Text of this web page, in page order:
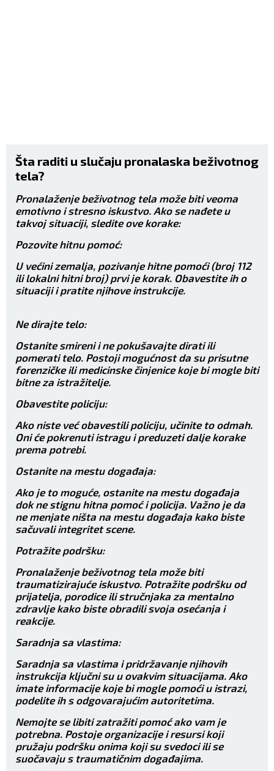
Šta raditi u slučaju pronalaska beživotnog
tela?
Pronalaženje beživotnog tela može biti veoma
emotivno i stresno iskustvo. Ako se nađete u
takvoj situaciji, sledite ove korake:
Pozovite hitnu pomoć:
U većini zemalja, pozivanje hitne pomoći (broj 112
ili lokalni hitni broj) prvi je korak. Obavestite ih o
situaciji i pratite njihove instrukcije.
Ne dirajte telo:
Ostanite smireni i ne pokušavajte dirati ili
pomerati telo. Postoji mogućnost da su prisutne
forenzičke ili medicinske činjenice koje bi mogle biti
bitne za istražitelje.
Obavestite policiju:
Ako niste već obavestili policiju, učinite to odmah.
Oni će pokrenuti istragu i preduzeti dalje korake
prema potrebi.
Ostanite na mestu događaja:
Ako je to moguće, ostanite na mestu događaja
dok ne stignu hitna pomoć i policija. Važno je da
ne menjate ništa na mestu događaja kako biste
sačuvali integritet scene.
Potražite podršku:
Pronalaženje beživotnog tela može biti
traumatizirajuće iskustvo. Potražite podršku od
prijatelja, porodice ili stručnjaka za mentalno
zdravlje kako biste obradili svoja osećanja i
reakcije.
Saradnja sa vlastima:
Saradnja sa vlastima i pridržavanje njihovih
instrukcija ključni su u ovakvim situacijama. Ako
imate informacije koje bi mogle pomoći u istrazi,
podelite ih s odgovarajućim autoritetima.
Nemojte se libiti zatražiti pomoć ako vam je
potrebna. Postoje organizacije i resursi koji
pružaju podršku onima koji su svedoci ili se
suočavaju s traumatičnim događajima.